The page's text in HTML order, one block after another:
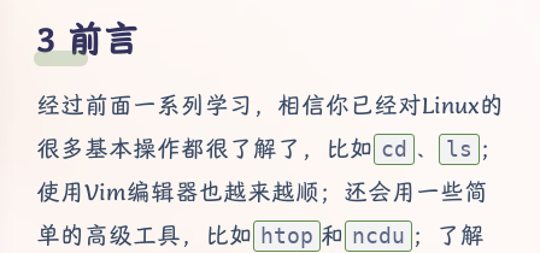
前言
经过前面一系列学习，相信你已经对Linux的
很多基本操作都很了解了，比如 cd 、 ls ；
使用Vim编辑器也越来越顺；还会用一些简
单的高级工具，比如 htop 和 ncdu ；了解